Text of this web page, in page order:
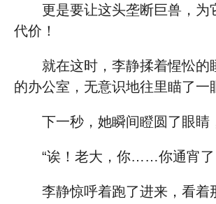
更是要让这头垄断巨兽，为
代价！
就在这时，李静揉着惺忪的
的办公室，无意识地往里瞄了一
下一秒，她瞬间瞪圆了眼睛
“诶！老大，你……你通宵了
李静惊呼着跑了进来，看着